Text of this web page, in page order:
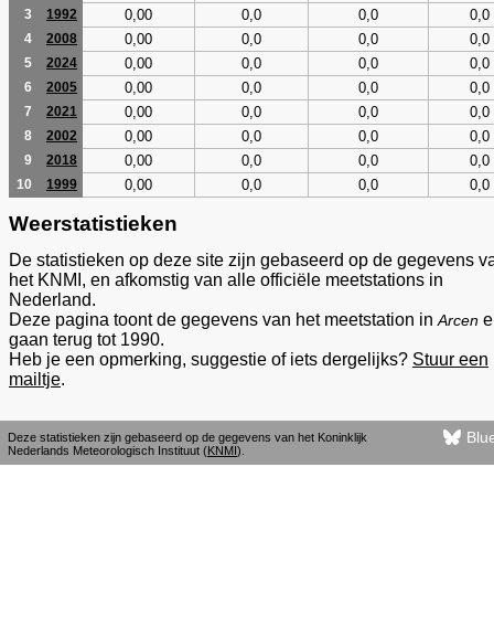
3 1992 0,00 0,0 0,0 0,0
4 2008 0,00 0,0 0,0 0,0
5 2024 0,00 0,0 0,0 0,0
6 2005 0,00 0,0 0,0 0,0
7 2021 0,00 0,0 0,0 0,0
8 2002 0,00 0,0 0,0 0,0
9 2018 0,00 0,0 0,0 0,0
10 1999 0,00 0,0 0,0 0,0
Weerstatistieken
De statistieken op deze site zijn gebaseerd op de gegevens
het KNMI, en afkomstig van alle officiële meetstations in
Nederland.
Deze pagina toont de gegevens van het meetstation in Arcen
gaan terug tot 1990.
Heb je een opmerking, suggestie of iets dergelijks? Stuur een
mailtje.
Deze statistieken zijn gebaseerd op de gegevens van het Koninklijk
Nederlands Meteorologisch Instituut (KNMI).